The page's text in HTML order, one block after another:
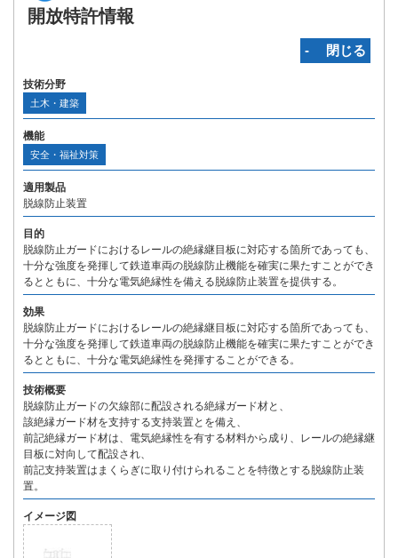
開放特許情報
‐ 閉じる
技術分野
土木・建築
機能
安全・福祉対策
適用製品
脱線防止装置
目的
脱線防止ガードにおけるレールの絶縁継目板に対応する箇所であっても、
十分な強度を発揮して鉄道車両の脱線防止機能を確実に果たすことができ
るとともに、十分な電気絶縁性を備える脱線防止装置を提供する。
効果
脱線防止ガードにおけるレールの絶縁継目板に対応する箇所であっても、
十分な強度を発揮して鉄道車両の脱線防止機能を確実に果たすことができ
るとともに、十分な電気絶縁性を発揮することができる。
技術概要
脱線防止ガードの欠線部に配設される絶縁ガード材と、
該絶縁ガード材を支持する支持装置とを備え、
前記絶縁ガード材は、電気絶縁性を有する材料から成り、レールの絶縁継
目板に対向して配設され、
前記支持装置はまくらぎに取り付けられることを特徴とする脱線防止装
置。
イメージ図